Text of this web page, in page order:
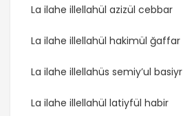
La ilahe illellahül azizül cebbar
La ilahe illellahül hakimül ğaffar
La ilahe illellahüs semiy’ul basiyr
La ilahe illellahül latiyfül habir